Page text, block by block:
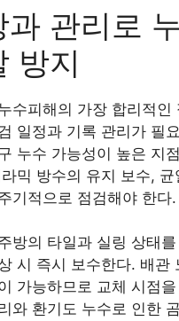
과 관리로
방지
수피해의 가장 합리적인
일정과 기록 관리가 필
누수 가능성이 높은 지
믹 방수의 유지 보수, 균
기적으로 점검해야 한다.
방의 타일과 실링 상태
시 즉시 보수한다. 배관
가능하므로 교체 시점
와 환기도 누수로 인한